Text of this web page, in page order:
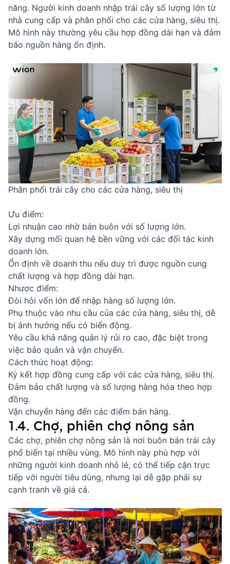
năng. Người kinh doanh nhập trái cây số lượng lớn từ
nhà cung cấp và phân phối cho các cửa hàng, siêu thị.
Mô hình này thường yêu cầu hợp đồng dài hạn và đảm
bảo nguồn hàng ổn định.
Phân phối trái cây cho các cửa hàng, siêu thị
Ưu điểm:
Lợi nhuận cao nhờ bán buôn với số lượng lớn.
Xây dựng mối quan hệ bền vững với các đối tác kinh
doanh lớn.
Ổn định về doanh thu nếu duy trì được nguồn cung
chất lượng và hợp đồng dài hạn.
Nhược điểm:
Đòi hỏi vốn lớn để nhập hàng số lượng lớn.
Phụ thuộc vào nhu cầu của các cửa hàng, siêu thị, dễ
bị ảnh hưởng nếu có biến động.
Yêu cầu khả năng quản lý rủi ro cao, đặc biệt trong
việc bảo quản và vận chuyển.
Cách thức hoạt động:
Ký kết hợp đồng cung cấp với các cửa hàng, siêu thị.
Đảm bảo chất lượng và số lượng hàng hóa theo hợp
đồng.
Vận chuyển hàng đến các điểm bán hàng.
1.4. Chợ, phiên chợ nông sản
Các chợ, phiên chợ nông sản là nơi buôn bán trái cây
phổ biến tại nhiều vùng. Mô hình này phù hợp với
những người kinh doanh nhỏ lẻ, có thể tiếp cận trực
tiếp với người tiêu dùng, nhưng lại dễ gặp phải sự
cạnh tranh về giá cả.